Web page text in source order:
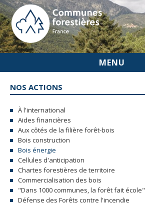
MENU
NOS ACTIONS
À l'international
Aides financières
Aux côtés de la filière forêt-bois
Bois construction
Bois énergie
Cellules d'anticipation
Chartes forestières de territoire
Commercialisation des bois
"Dans 1000 communes, la forêt fait école"
Défense des Forêts contre l'incendie